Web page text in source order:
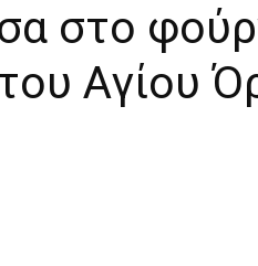
στο
Αγίου